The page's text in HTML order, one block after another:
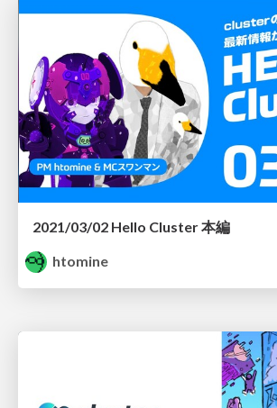
2021/03/02 Hello Cluster 本編
htomine